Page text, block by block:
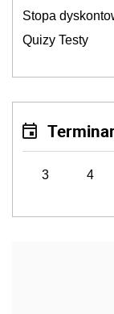
Stopa
Quizy Testy
3 4